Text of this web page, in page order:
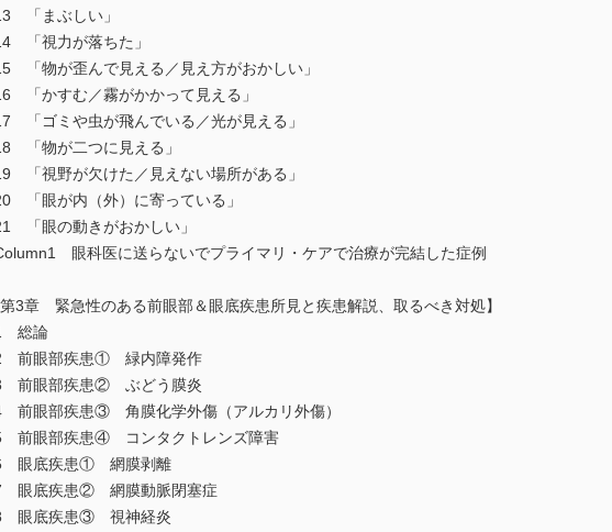
「まぶしい」
「視力が落ちた」
「物が歪んで見える／見え方がおかしい」
「かすむ／霧がかかって見える」
「ゴミや虫が飛んでいる／光が見える」
「物が二つに見える」
「視野が欠けた／見えない場所がある」
「眼が内（外）に寄っている」
「眼の動きがおかしい」
眼科医に送らないでプライマリ・ケアで治療が完結した症例
第3章 緊急性のある前眼部＆眼底疾患所見と疾患解説、取るべき対処】
総論
前眼部疾患① 緑内障発作
前眼部疾患② ぶどう膜炎
前眼部疾患③ 角膜化学外傷（アルカリ外傷）
前眼部疾患④ コンタクトレンズ障害
眼底疾患① 網膜剥離
眼底疾患② 網膜動脈閉塞症
眼底疾患③ 視神経炎